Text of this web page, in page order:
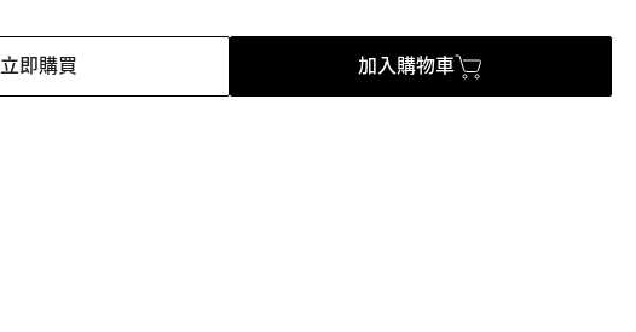
立即購買 加入購物車